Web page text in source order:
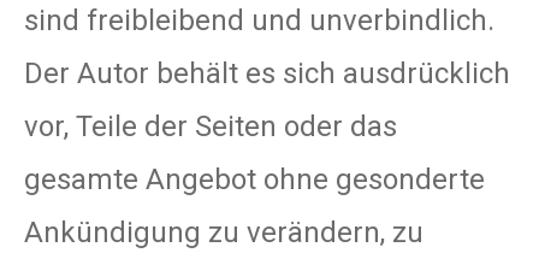
sind freibleibend und unverbindlich.
Der Autor behält es sich ausdrücklich
vor, Teile der Seiten oder das
gesamte Angebot ohne gesonderte
Ankündigung zu verändern, zu